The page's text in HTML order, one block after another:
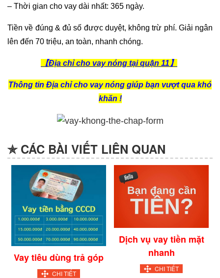
– Thời gian cho vay dài nhất: 365 ngày.
Tiền về đúng & đủ số được duyệt, không trừ phí. Giải ngân
lên đến 70 triệu, an toàn, nhanh chóng.
【Địa chỉ cho vay nóng tại quận 11】
Thông tin Địa chỉ cho vay nóng giúp bạn vượt qua khó
khăn !
✯ CÁC BÀI VIẾT LIÊN QUAN
Vay tiêu dùng trả góp
CHI TIẾT
Dịch vụ vay tiền mặt
nhanh
CHI TIẾT